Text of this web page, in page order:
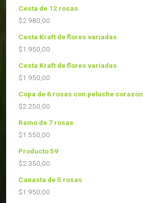
Cesta de 12 rosas
$2.980,00
Cesta Kraft de flores variadas
$1.950,00
Cesta Kraft de flores variadas
$1.950,00
Copa de 6 rosas con peluche corazón
$2.250,00
Ramo de 7 rosas
$1.550,00
Producto 59
$2.350,00
Canasta de 5 rosas
$1.950,00